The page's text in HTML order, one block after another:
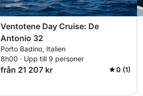
Ventotene Day Cruise: De
Antonio 32
Porto Badino, Italien
8h00 · Upp till 9 personer
från 21 207 kr 0 (1)